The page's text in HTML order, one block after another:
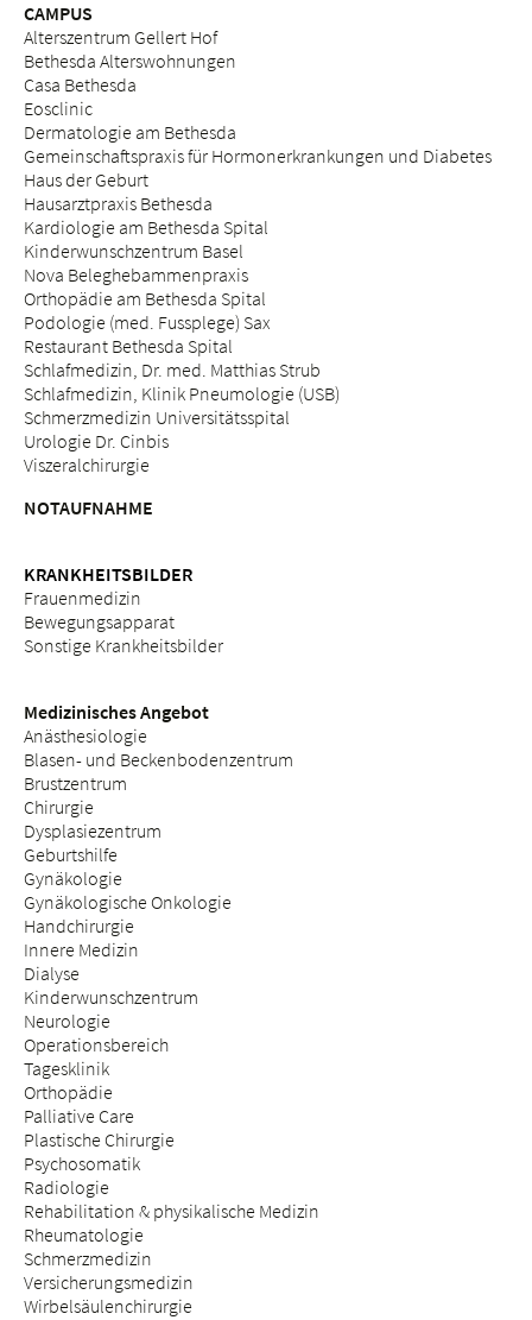
CAMPUS
Alterszentrum Gellert Hof
Bethesda Alterswohnungen
Casa Bethesda
Eosclinic
Dermatologie am Bethesda
Gemeinschaftspraxis für Hormonerkrankungen und Diabetes
Haus der Geburt
Hausarztpraxis Bethesda
Kardiologie am Bethesda Spital
Kinderwunschzentrum Basel
Nova Beleghebammenpraxis
Orthopädie am Bethesda Spital
Podologie (med. Fussplege) Sax
Restaurant Bethesda Spital
Schlafmedizin, Dr. med. Matthias Strub
Schlafmedizin, Klinik Pneumologie (USB)
Schmerzmedizin Universitätsspital
Urologie Dr. Cinbis
Viszeralchirurgie
NOTAUFNAHME
KRANKHEITSBILDER
Frauenmedizin
Bewegungsapparat
Sonstige Krankheitsbilder
Medizinisches Angebot
Anästhesiologie
Blasen- und Beckenbodenzentrum
Brustzentrum
Chirurgie
Dysplasiezentrum
Geburtshilfe
Gynäkologie
Gynäkologische Onkologie
Handchirurgie
Innere Medizin
Dialyse
Kinderwunschzentrum
Neurologie
Operationsbereich
Tagesklinik
Orthopädie
Palliative Care
Plastische Chirurgie
Psychosomatik
Radiologie
Rehabilitation & physikalische Medizin
Rheumatologie
Schmerzmedizin
Versicherungsmedizin
Wirbelsäulenchirurgie